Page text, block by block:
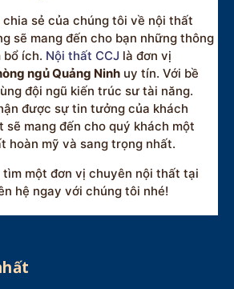
sẻ của chúng tôi về nội thất
sẽ mang đến cho bạn những thông
bổ ích. Nội thất CCJ là đơn vị
ngủ Quảng Ninh uy tín. Với bề
đội ngũ kiến trúc sư tài năng.
được sự tin tưởng của khách
sẽ mang đến cho quý khách một
hoàn mỹ và sang trọng nhất.
tìm một đơn vị chuyên nội thất tại
hệ ngay với chúng tôi nhé!